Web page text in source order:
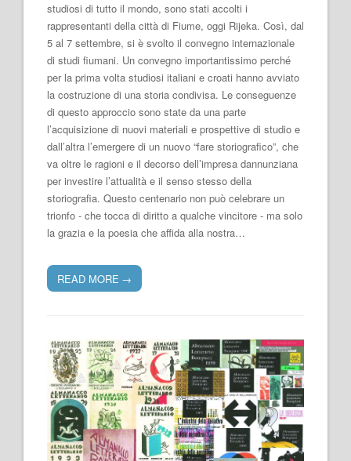
studiosi di tutto il mondo, sono stati accolti i
rappresentanti della città di Fiume, oggi Rijeka. Così, dal
5 al 7 settembre, si è svolto il convegno internazionale
di studi fiumani. Un convegno importantissimo perché
per la prima volta studiosi italiani e croati hanno avviato
la costruzione di una storia condivisa. Le conseguenze
di questo approccio sono state da una parte
l’acquisizione di nuovi materiali e prospettive di studio e
dall’altra l’emergere di un nuovo “fare storiografico”, che
va oltre le ragioni e il decorso dell’impresa dannunziana
per investire l’attualità e il senso stesso della
storiografia. Questo centenario non può celebrare un
trionfo - che tocca di diritto a qualche vincitore - ma solo
la grazia e la poesia che affida alla nostra…
READ MORE →